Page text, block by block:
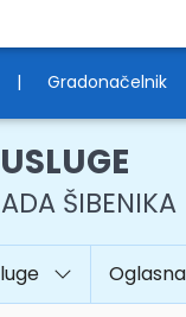
| Gradonačelnik
ŠIBENIKA